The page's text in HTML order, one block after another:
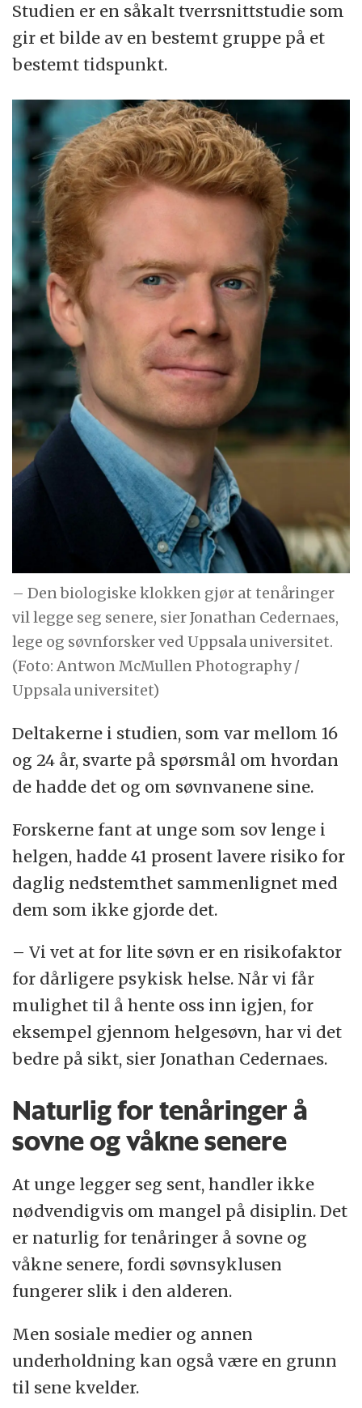
Studien er en såkalt tverrsnittstudie som
gir et bilde av en bestemt gruppe på et
bestemt tidspunkt.
– Den biologiske klokken gjør at tenåringer
vil legge seg senere, sier Jonathan Cedernaes,
lege og søvnforsker ved Uppsala universitet.
(Foto: Antwon McMullen Photography /
Uppsala universitet)
Deltakerne i studien, som var mellom 16
og 24 år, svarte på spørsmål om hvordan
de hadde det og om søvnvanene sine.
Forskerne fant at unge som sov lenge i
helgen, hadde 41 prosent lavere risiko for
daglig nedstemthet sammenlignet med
dem som ikke gjorde det.
– Vi vet at for lite søvn er en risikofaktor
for dårligere psykisk helse. Når vi får
mulighet til å hente oss inn igjen, for
eksempel gjennom helgesøvn, har vi det
bedre på sikt, sier Jonathan Cedernaes.
Naturlig for tenåringer å
sovne og våkne senere
At unge legger seg sent, handler ikke
nødvendigvis om mangel på disiplin. Det
er naturlig for tenåringer å sovne og
våkne senere, fordi søvnsyklusen
fungerer slik i den alderen.
Men sosiale medier og annen
underholdning kan også være en grunn
til sene kvelder.